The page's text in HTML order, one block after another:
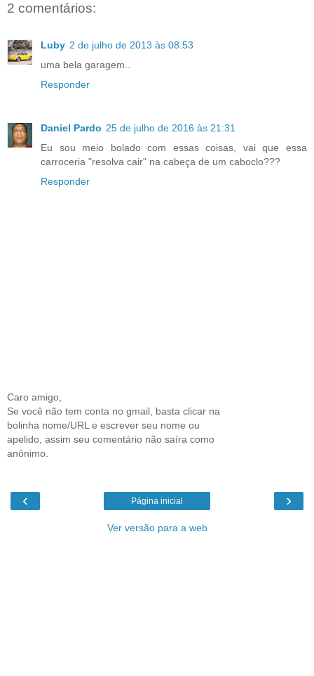
2 comentários:
Luby 2 de julho de 2013 às 08:53
uma bela garagem..
Responder
Daniel Pardo 25 de julho de 2016 às 21:31
Eu sou meio bolado com essas coisas, vai que essa
carroceria "resolva cair" na cabeça de um caboclo???
Responder
Caro amigo,
Se você não tem conta no gmail, basta clicar na
bolinha nome/URL e escrever seu nome ou
apelido, assim seu comentário não saíra como
anônimo.
‹ ›
Página inicial
Ver versão para a web